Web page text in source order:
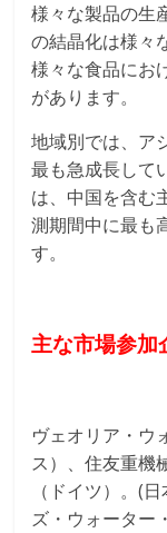
様々な製品の生
の結晶化は様々
様々な食品にお
があります。
地域別では、ア
最も急成長して
は、中国を含む
測期間中に最も
す。
主な市場参加
ヴェオリア・ウ
ス）、住友重機
（ドイツ）。(
ズ・ウォーター